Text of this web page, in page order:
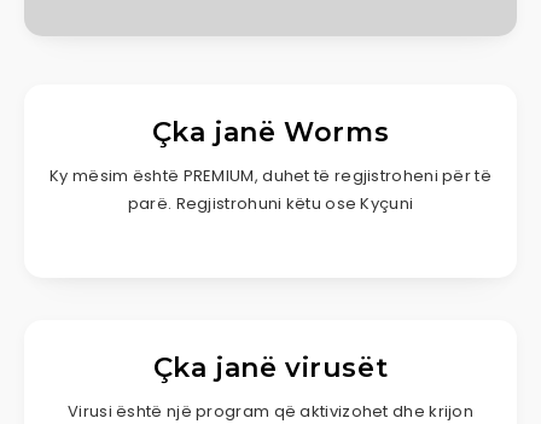
Çka janë Worms
Ky mësim është PREMIUM, duhet të regjistroheni për të
parë. Regjistrohuni këtu ose Kyçuni
Çka janë virusët
Virusi është një program që aktivizohet dhe krijon